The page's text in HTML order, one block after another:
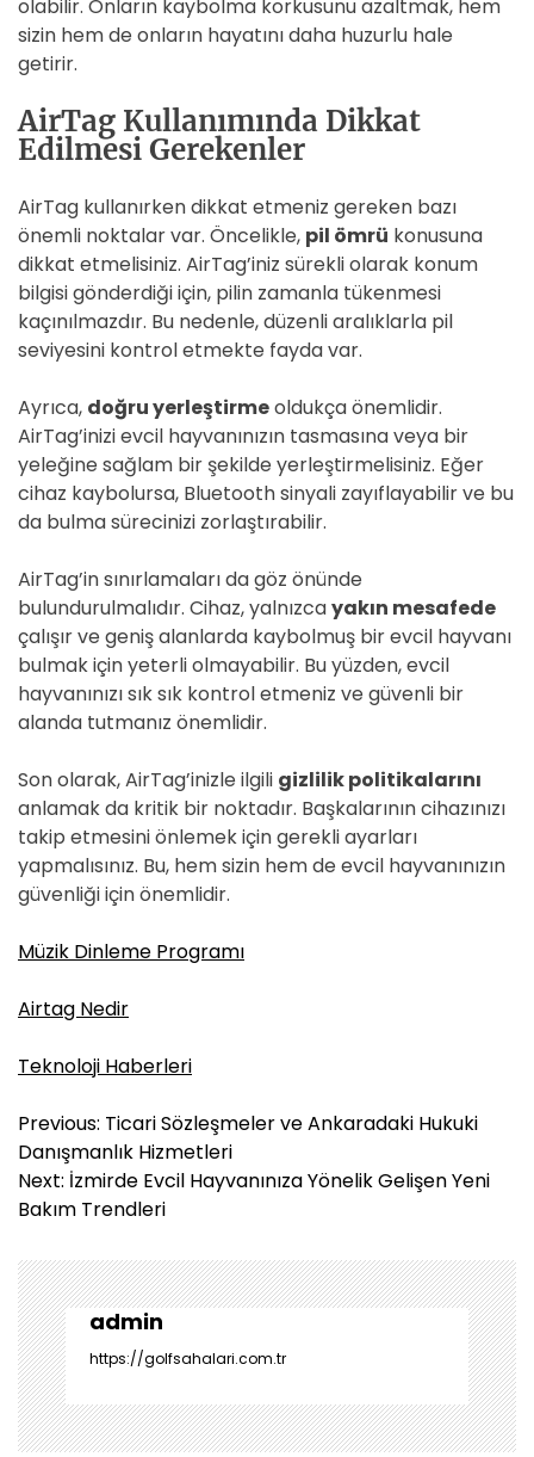
olabilir. Onların kaybolma korkusunu azaltmak, hem
sizin hem de onların hayatını daha huzurlu hale
getirir.
AirTag Kullanımında Dikkat
Edilmesi Gerekenler
AirTag kullanırken dikkat etmeniz gereken bazı
önemli noktalar var. Öncelikle, pil ömrü konusuna
dikkat etmelisiniz. AirTag’iniz sürekli olarak konum
bilgisi gönderdiği için, pilin zamanla tükenmesi
kaçınılmazdır. Bu nedenle, düzenli aralıklarla pil
seviyesini kontrol etmekte fayda var.
Ayrıca, doğru yerleştirmeoldukça önemlidir.
AirTag’inizi evcil hayvanınızın tasmasına veya bir
yeleğine sağlam bir şekilde yerleştirmelisiniz. Eğer
cihaz kaybolursa, Bluetooth sinyali zayıflayabilir ve bu
da bulma sürecinizi zorlaştırabilir.
AirTag’in sınırlamaları da göz önünde
bulundurulmalıdır. Cihaz, yalnızcayakın mesafede
çalışır ve geniş alanlarda kaybolmuş bir evcil hayvanı
bulmak için yeterli olmayabilir. Bu yüzden, evcil
hayvanınızı sık sık kontrol etmeniz ve güvenli bir
alanda tutmanız önemlidir.
Son olarak, AirTag’inizle ilgili gizlilik politikalarını
anlamak da kritik bir noktadır. Başkalarının cihazınızı
takip etmesini önlemek için gerekli ayarları
yapmalısınız. Bu, hem sizin hem de evcil hayvanınızın
güvenliği için önemlidir.
Müzik Dinleme Programı
Airtag Nedir
Teknoloji Haberleri
Y
a
z
ı
e
z
i
n
m
e
s
Previous: Ticari Sözleşmeler ve Ankaradaki Hukuki
Danışmanlık Hizmetleri
Next: İzmirde Evcil Hayvanınıza Yönelik Gelişen Yeni
Bakım Trendleri
admin
https://golfsahalari.com.tr